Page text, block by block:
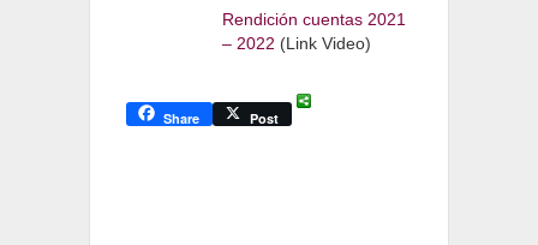
Rendición cuentas 2021
– 2022 (Link Video)
Share Post